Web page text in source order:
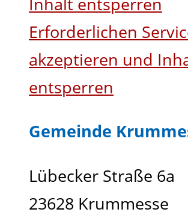
Erforderlichen
akzeptieren und
entsperren
Gemeinde
Lübecker Straße 6a
23628 Krummesse